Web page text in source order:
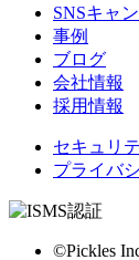
SNSキャ
事例
ブログ
会社情報
採用情報
セキュリ
プライバ
©Pickles